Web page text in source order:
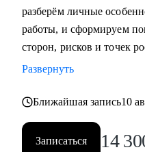
разберём личные
работы, и сформируем
сторон, рисков и точек
Развернуть
Ближайшая запись10
Записаться 14